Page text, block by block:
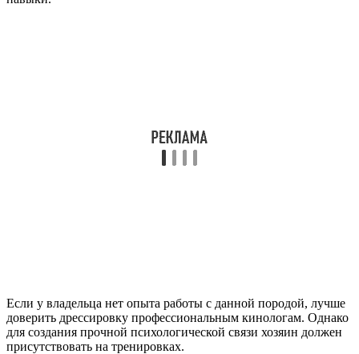
Если у владельца нет опыта работы с данной породой, лучше
доверить дрессировку профессиональным кинологам. Однако
для создания прочной психологической связи хозяин должен
присутствовать на тренировках.